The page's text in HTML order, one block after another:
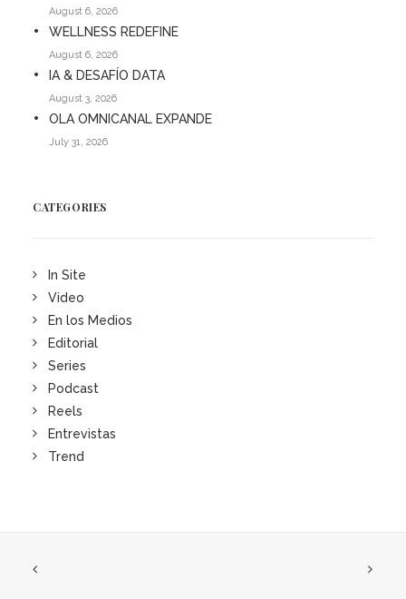
August 6, 2026
WELLNESS REDEFINE
August 6, 2026
IA & DESAFÍO DATA
August 3, 2026
OLA OMNICANAL EXPANDE
July 31, 2026
CATEGORIES
In Site
Video
En los Medios
Editorial
Series
Podcast
Reels
Entrevistas
Trend